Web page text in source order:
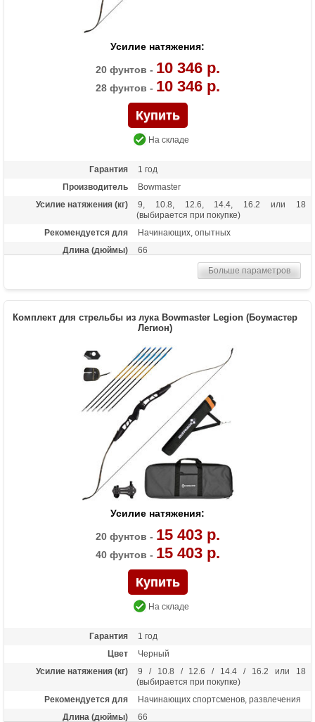
Усилие натяжения:
20 фунтов - 10 346 р.
28 фунтов - 10 346 р.
На складе
Гарантия
1 год
Производитель
Bowmaster
Усилие натяжения (кг)
9, 10.8, 12.6, 14.4, 16.2 или 18
(выбирается при покупке)
Рекомендуется для
Начинающих, опытных
Длина (дюймы)
66
Лук, пластиковая полочка, тетива В50,
Материалы изделия
Рукоятка - алюминий, плечи - дерево с
ламинатом
Особенности
Замки плечей - спортивный стандарт ILF
Больше параметров
Комплект для стрельбы из лука Bowmaster Legion (Боумастер
Легион)
Усилие натяжения:
20 фунтов - 15 403 р.
40 фунтов - 15 403 р.
На складе
Гарантия
1 год
Цвет
Черный
Усилие натяжения (кг)
9 / 10.8 / 12.6 / 14.4 / 16.2 или 18
(выбирается при покупке)
Рекомендуется для
Начинающих спортсменов, развлечения
Длина (дюймы)
66